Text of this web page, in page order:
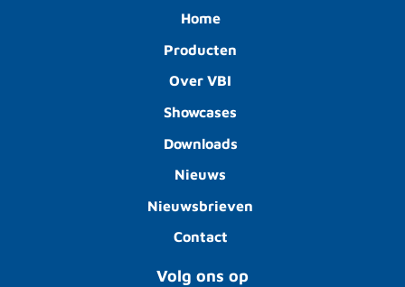
Home
Producten
Over VBI
Showcases
Downloads
Nieuws
Nieuwsbrieven
Contact
Volg ons op